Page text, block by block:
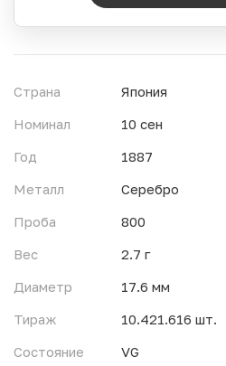
Период действия акции:
1дн. ч.
Страна
Япония
Номинал
10 сен
Год
1887
Металл
Серебро
Проба
800
Вес
2.7 г
Диаметр
17.6 мм
Тираж
10.421.616 шт.
Состояние
VG